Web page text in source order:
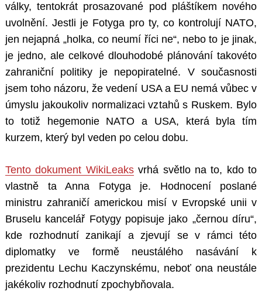
války, tentokrát prosazované pod pláštíkem nového
uvolnění. Jestli je Fotyga pro ty, co kontrolují NATO,
jen nejapná „holka, co neumí říci ne“, nebo to je jinak,
je jedno, ale celkové dlouhodobé plánování takovéto
zahraniční politiky je nepopiratelné. V současnosti
jsem toho názoru, že vedení USA a EU nemá vůbec v
úmyslu jakoukoliv normalizaci vztahů s Ruskem. Bylo
to totiž hegemonie NATO a USA, která byla tím
kurzem, který byl veden po celou dobu.
Tento dokument WikiLeaksvrhá světlo na to, kdo to
vlastně ta Anna Fotyga je. Hodnocení poslané
ministru zahraničí americkou misí v Evropské unii v
Bruselu kancelář Fotygy popisuje jako „černou díru“,
kde rozhodnutí zanikají a zjevují se v rámci této
diplomatky ve formě neustálého nasávání k
prezidentu Lechu Kaczynskému, neboť ona neustále
jakékoliv rozhodnutí zpochybňovala.